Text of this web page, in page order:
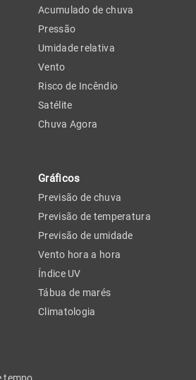
tempo
Acumulado de chuva
Pressão
Umidade relativa
Vento
Risco de Incêndio
Satélite
Chuva Agora
Gráficos
Previsão de chuva
Previsão de temperatura
Previsão de umidade
Vento hora a hora
Índice UV
Tábua de marés
Climatologia